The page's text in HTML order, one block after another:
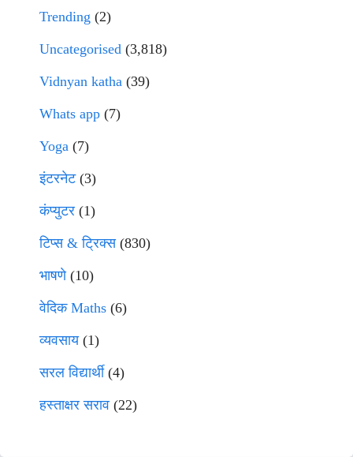
Trending (2)
Uncategorised (3,818)
Vidnyan katha (39)
Whats app (7)
Yoga (7)
इंटरनेट(3)
कंप्युटर (1)
टिप्स & ट्रिक्स(830)
भाषणे(10)
वेदिक Maths (6)
व्यवसाय(1)
सरल विद्यार्थी(4)
हस्ताक्षर सराव (22)